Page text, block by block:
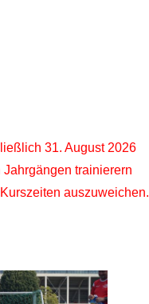
31. August 2026
trainierern
auszuweichen.